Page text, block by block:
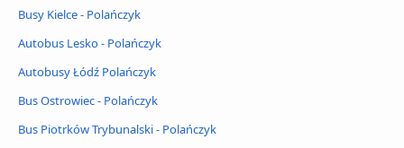
Busy Kielce - Polańczyk
Autobus Lesko - Polańczyk
Autobusy Łódź Polańczyk
Bus Ostrowiec - Polańczyk
Bus Piotrków Trybunalski - Polańczyk